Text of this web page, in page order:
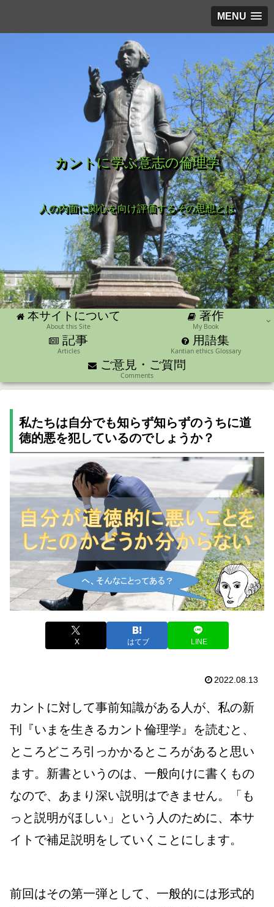
MENU
カントに学ぶ意志の倫理学
人の内面に関心を向け評価するその思想とは
本サイトについて
About this Site
著作
My Book
記事
Articles
用語集
Kantian ethics Glossary
ご意見・ご質問
Comments
私たちは自分でも知らず知らずのうちに道
徳的悪を犯しているのでしょうか？
X はてブ LINE
2022.08.13
カントに対して事前知識がある人が、私の新
刊『いまを生きるカント倫理学』を読むと、
ところどころ引っかかるところがあると思い
ます。新書というのは、一般向けに書くもの
なので、あまり深い説明はできません。「も
っと説明がほしい」という人のために、本サ
イトで補足説明をしていくことにします。
前回はその第一弾として、 一般的には形式的